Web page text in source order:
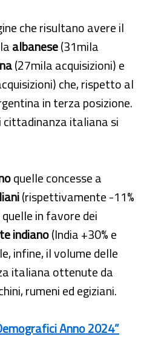
che risultano avere il
albanese(31mila
(27mila acquisizioni) e
che, rispetto al
in terza posizione.
cittadinanza italiana si
quelle concesse a
(rispettivamente -11%
quelle in favore dei
indiano(India +30% e
infine, il volume delle
italiana ottenute da
rumeni ed egiziani.
Anno 2024”